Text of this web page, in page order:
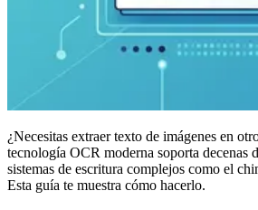
¿Necesitas extraer texto de imágenes en
tecnología OCR moderna soporta decenas
sistemas de escritura complejos como el
Esta guía te muestra cómo hacerlo.